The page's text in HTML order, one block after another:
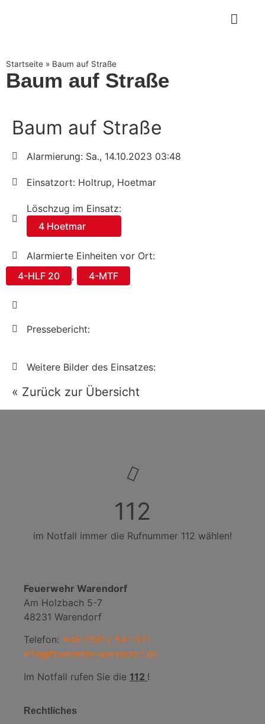
Startseite » Baum auf Straße
Baum auf Straße
Baum auf Straße
Alarmierung: Sa., 14.10.2023 03:48
Einsatzort: Holtrup, Hoetmar
Löschzug im Einsatz:
4 Hoetmar
Alarmierte Einheiten vor Ort:
4-HLF 20
, 4-MTF
Pressebericht:
Weitere Bilder des Einsatzes:
« Zurück zur Übersicht
112
im Notfall immer die Rufnummer 112 wählen!
Feuerwehr Warendorf
Am Holzbach 5-7
48231 Warendorf
Telefon: +49 2581 / 54-1371
info@feuerwehr-warendorf.de
Im Notfall rufen Sie die 112 !
Rechtliches